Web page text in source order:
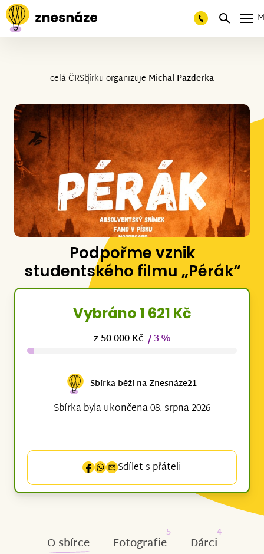
celá ČRSbírku organizuje Michal Pazderka
Podpořme vznik
studentského filmu „Pérák“
Vybráno 1 621 Kč
z 50 000 Kč / 3 %
Sbírka běží na Znesnáze21
Sbírka byla ukončena 08. srpna 2026
Sdílet s přáteli
O sbírce Fotografie
5
Dárci
4